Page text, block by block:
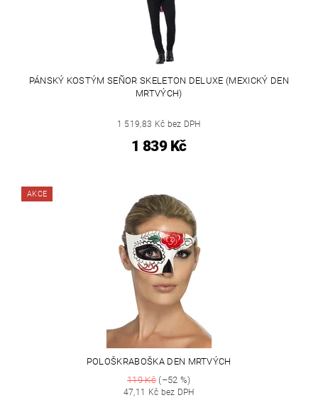
PÁNSKÝ KOSTÝM SEÑOR SKELETON DELUXE (MEXICKÝ DEN
MRTVÝCH)
1 519,83 Kč bez DPH
1 839 Kč
AKCE
POLOŠKRABOŠKA DEN MRTVÝCH
119 Kč(–52 %)
47,11 Kč bez DPH